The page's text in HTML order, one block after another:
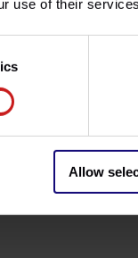
use of their
Allow